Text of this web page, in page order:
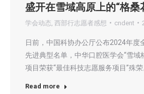
盛开在雪域高原上的“格桑
学会动态 西部行志愿者感想 cndent
日前，中国科协办公厅公布2024年度
先进典型名单，中华口腔医学会“雪域
项目荣获“最佳科技志愿服务项目”殊荣
Read more